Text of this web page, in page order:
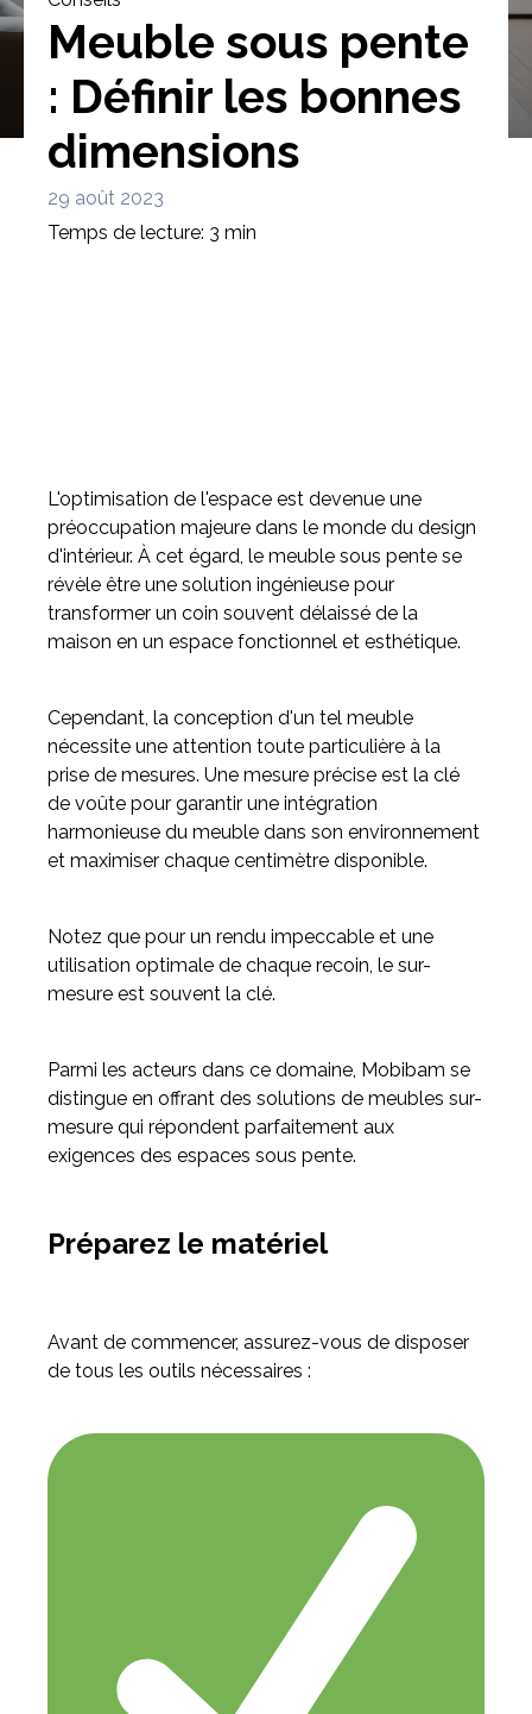
Inspirez-vous du catalogue
Personnalisez nos modèles pour créer le meuble qui vous
Bibliothèque Meuble tv
Meuble d'angle
Meuble sous pente
: Définir les bonnes
dimensions
29 août 2023
Temps de lecture: 3 min
L'optimisation de l'espace est devenue une
préoccupation majeure dans le monde du design
d'intérieur. À cet égard, le meuble sous pente se
révèle être une solution ingénieuse pour
transformer un coin souvent délaissé de la
maison en un espace fonctionnel et esthétique.
Cependant, la conception d'un tel meuble
nécessite une attention toute particulière à la
prise de mesures. Une mesure précise est la clé
de voûte pour garantir une intégration
harmonieuse du meuble dans son environnement
et maximiser chaque centimètre disponible.
Notez que pour un rendu impeccable et une
utilisation optimale de chaque recoin, le sur-
mesure est souvent la clé.
Parmi les acteurs dans ce domaine, Mobibam se
distingue en offrant des solutions de meubles sur-
mesure qui répondent parfaitement aux
exigences des espaces sous pente.
Préparez le matériel
Avant de commencer, assurez-vous de disposer
de tous les outils nécessaires :